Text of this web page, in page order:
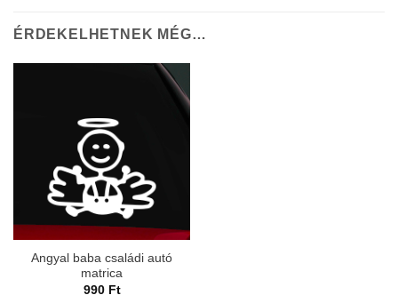
ÉRDEKELHETNEK MÉG…
Angyal baba családi autó
matrica
990 Ft